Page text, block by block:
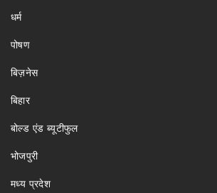
धर्म
पोषण
बिज़नेस
बिहार
बोल्ड एंड ब्यूटीफुल
भोजपुरी
मध्य प्रदेश